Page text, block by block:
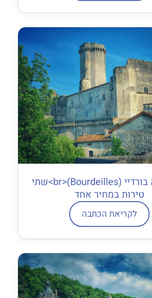
שאטו דה בורדיי (Bourdeilles)<br>שתי
טירות במחיר אחד
לקריאת הכתבה